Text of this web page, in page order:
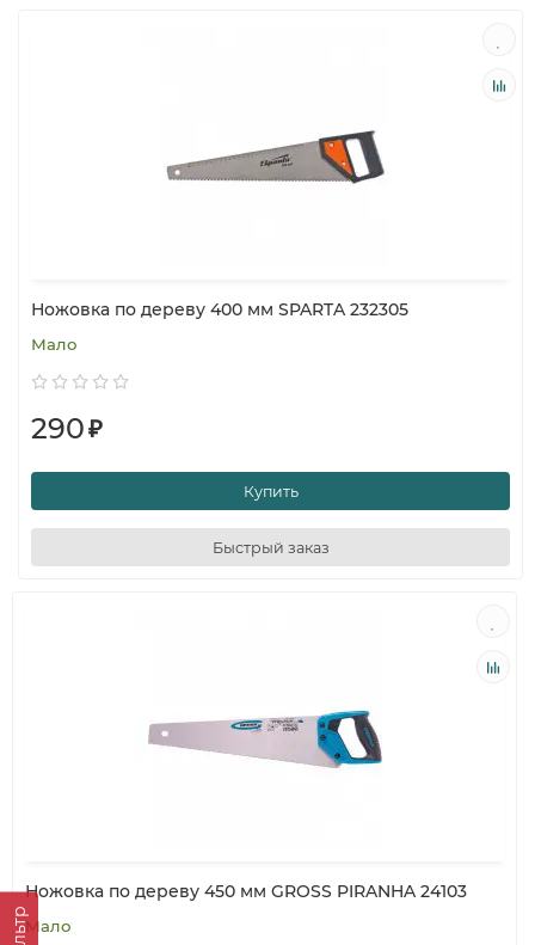
Ножовка по дереву 400 мм SPARTA 232305
Мало
290₽
Купить
Быстрый заказ
Ножовка по дереву 450 мм GROSS PIRANHA 24103
Мало